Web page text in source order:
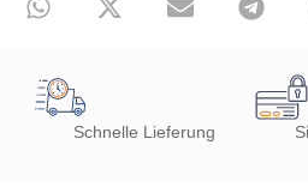
Schnelle Lieferung